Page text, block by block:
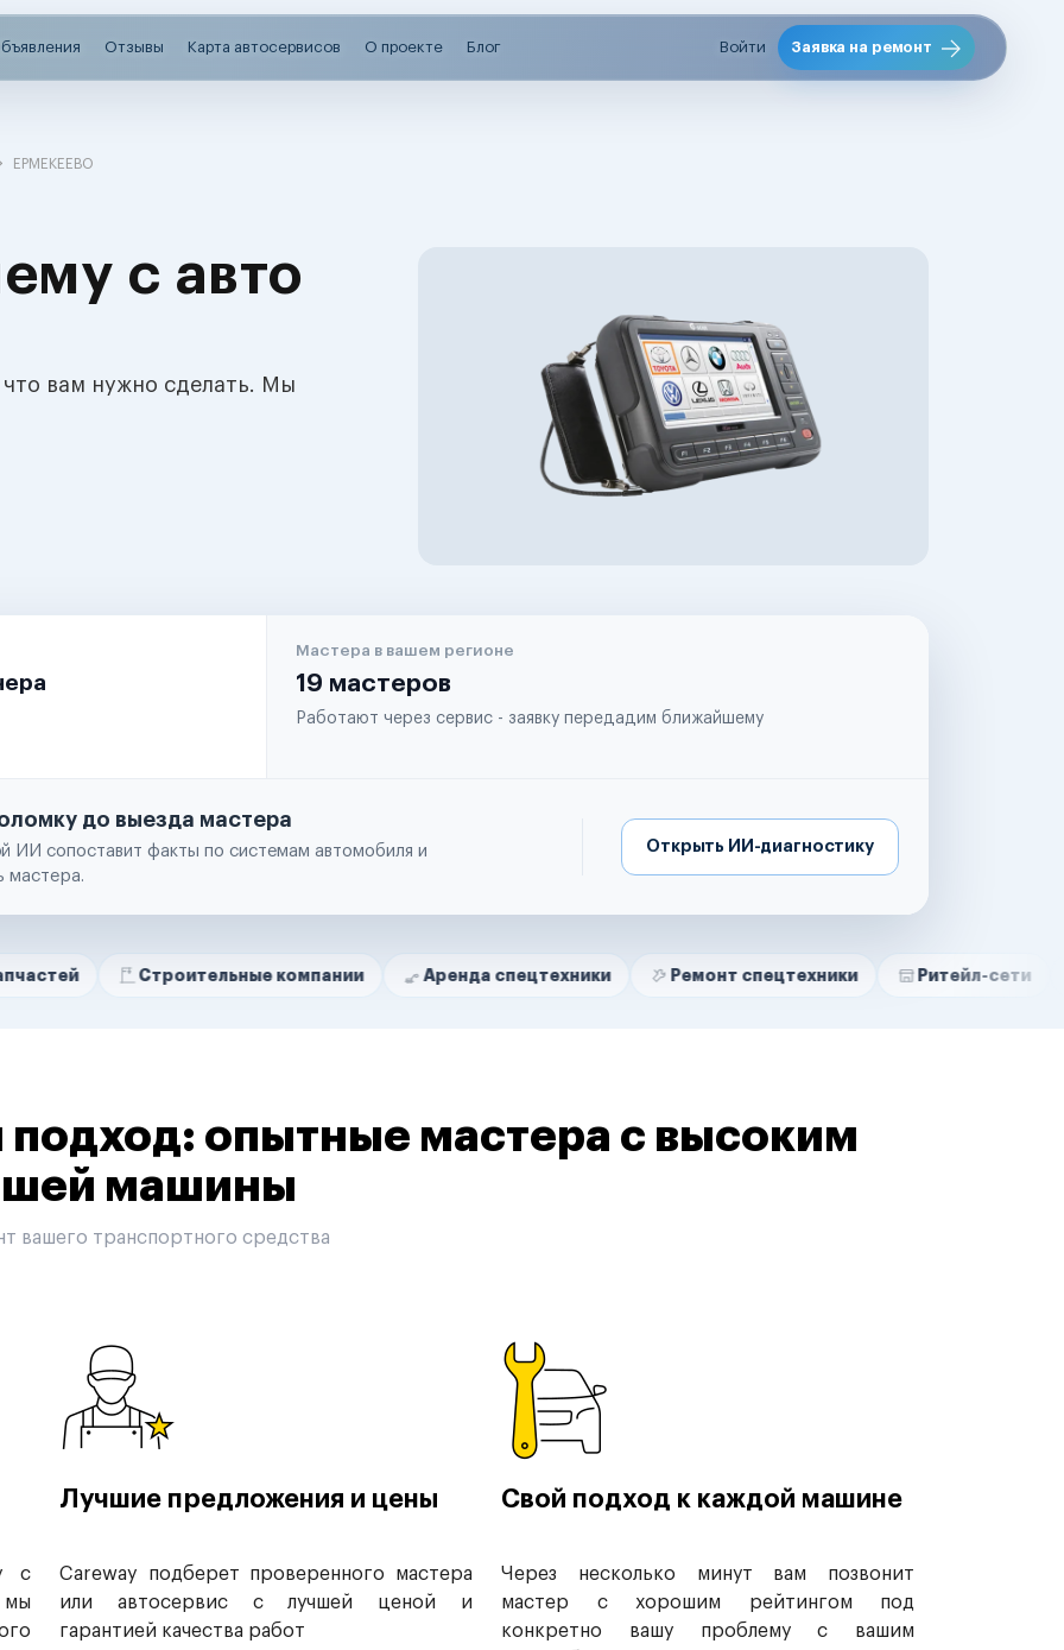
Отзывы Карта автосервисов О проекте Блог Войти Заявка на ремонт
ЕРМЕКЕЕВО
с авто
вам нужно сделать. Мы
Мастера в вашем регионе
19 мастеров
Работают через сервис - заявку передадим ближайшему
до выезда мастера
ИИ сопоставит факты по системам автомобиля и
мастера.
Открыть ИИ-диагностику
Строительные компании Аренда спецтехники Ремонт спецтехники Ритейл-сети
опытные мастера с высоким
машины
вашего транспортного средства
с
мы
Лучшие предложения и цены
Careway подберет проверенного мастера
или автосервис с лучшей ценой и
гарантией качества работ
Свой подход к каждой машине
Через несколько минут вам позвонит
мастер с хорошим рейтингом под
конкретно вашу проблему с вашим